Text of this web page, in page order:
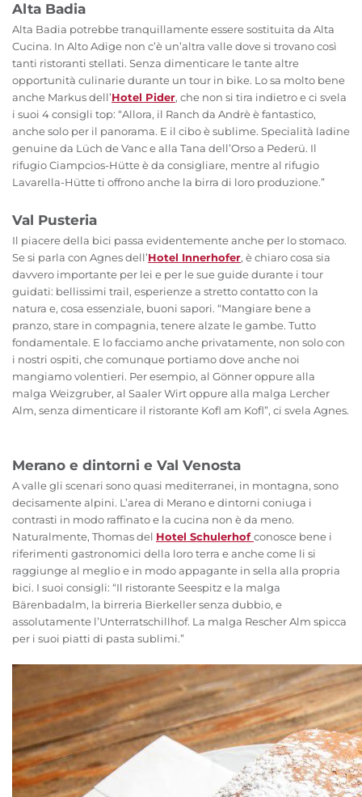
Alta Badia
Alta Badia potrebbe tranquillamente essere sostituita da Alta
Cucina. In Alto Adige non c’è un’altra valle dove si trovano così
tanti ristoranti stellati. Senza dimenticare le tante altre
opportunità culinarie durante un tour in bike. Lo sa molto bene
anche Markus dell’Hotel Pider, che non si tira indietro e ci svela
i suoi 4 consigli top: “Allora, il Ranch da Andrè è fantastico,
anche solo per il panorama. E il cibo è sublime. Specialità ladine
genuine da Lüch de Vanc e alla Tana dell’Orso a Pederü. Il
rifugio Ciampcios-Hütte è da consigliare, mentre al rifugio
Lavarella-Hütte ti offrono anche la birra di loro produzione.”
Val Pusteria
Il piacere della bici passa evidentemente anche per lo stomaco.
Se si parla con Agnes dell’Hotel Innerhofer, è chiaro cosa sia
davvero importante per lei e per le sue guide durante i tour
guidati: bellissimi trail, esperienze a stretto contatto con la
natura e, cosa essenziale, buoni sapori. “Mangiare bene a
pranzo, stare in compagnia, tenere alzate le gambe. Tutto
fondamentale. E lo facciamo anche privatamente, non solo con
i nostri ospiti, che comunque portiamo dove anche noi
mangiamo volentieri. Per esempio, al Gönner oppure alla
malga Weizgruber, al Saaler Wirt oppure alla malga Lercher
Alm, senza dimenticare il ristorante Kofl am Kofl”, ci svela Agnes.
Merano e dintorni e Val Venosta
A valle gli scenari sono quasi mediterranei, in montagna, sono
decisamente alpini. L’area di Merano e dintorni coniuga i
contrasti in modo raffinato e la cucina non è da meno.
Naturalmente, Thomas del Hotel Schulerhofconosce bene i
riferimenti gastronomici della loro terra e anche come li si
raggiunge al meglio e in modo appagante in sella alla propria
bici. I suoi consigli: “Il ristorante Seespitz e la malga
Bärenbadalm, la birreria Bierkeller senza dubbio, e
assolutamente l’Unterratschillhof. La malga Rescher Alm spicca
per i suoi piatti di pasta sublimi.”